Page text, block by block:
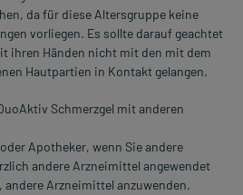
da für diese Altersgruppe keine
vorliegen. Es sollte darauf geachtet
ihren Händen nicht mit den mit dem
Hautpartien in Kontakt gelangen.
Schmerzgel mit anderen
Apotheker, wenn Sie andere
andere Arzneimittel angewendet
Arzneimittel anzuwenden.